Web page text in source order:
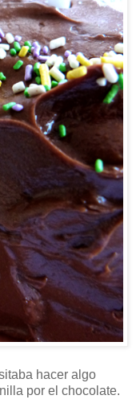
hacer algo
por el chocolate.